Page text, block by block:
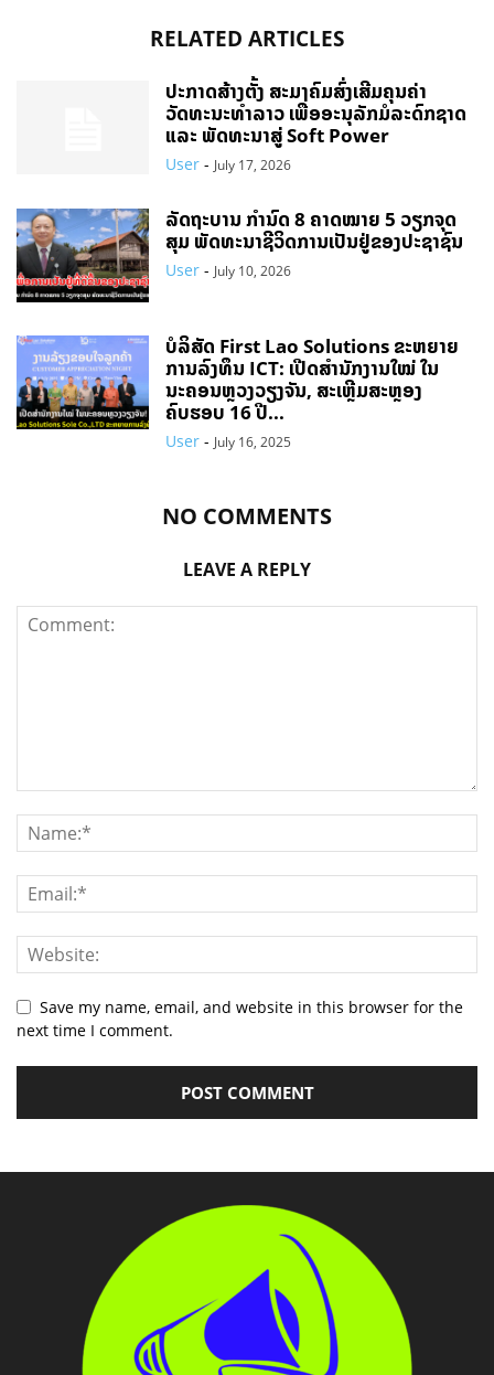
RELATED ARTICLES
ປະກາດສ້າງຕັ້ງ ສະມາຄົມສົ່ງເສີມຄຸນຄ່າ
ວັດທະນະທຳລາວ ເພື່ອອະນຸລັກມໍລະດົກຊາດ
ແລະ ພັດທະນາສູ່ Soft Power
User - July 17, 2026
ລັດຖະບານ ກຳນົດ 8 ຄາດໝາຍ 5 ວຽກຈຸດ
ສຸມ ພັດທະນາຊີວິດການເປັນຢູ່ຂອງປະຊາຊົນ
User - July 10, 2026
ບໍລິສັດ First Lao Solutions ຂະຫຍາຍ
ການລົງທຶນ ICT: ເປີດສຳນັກງານໃໝ່ ໃນ
ນະຄອນຫຼວງວຽງຈັນ, ສະເຫຼີມສະຫຼອງ
ຄົບຮອບ 16 ປີ...
User - July 16, 2025
NO COMMENTS
LEAVE A REPLY
Save my name, email, and website in this browser for the
next time I comment.